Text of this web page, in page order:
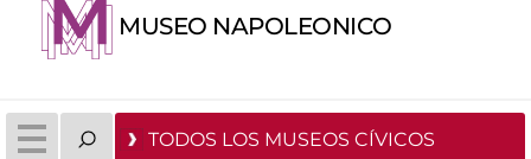
MUSEO NAPOLEONICO
TODOS LOS MUSEOS CÍVICOS